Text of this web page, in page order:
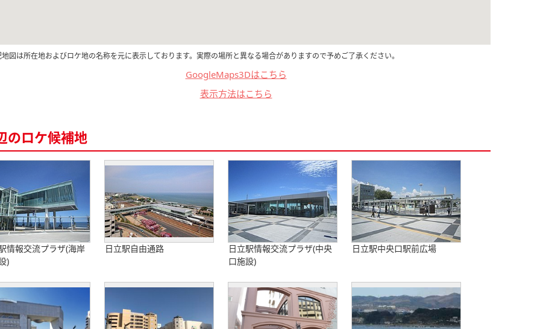
図は所在地およびロケ地の名称を元に表示しております。実際の場所と異なる場合がありますので予めご了承ください。
GoogleMaps3Dはこちら
表示方法はこちら
のロケ候補地
情報交流プラザ(海岸
)
日立駅自由通路
日立駅情報交流プラザ(中央
口施設)
日立駅中央口駅前広場